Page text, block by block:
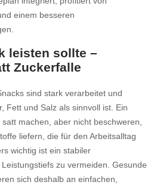
einem besseren
leisten sollte –
Zuckerfalle
sind stark verarbeitet und
Fett und Salz als sinnvoll ist. Ein
machen, aber nicht beschweren,
liefern, die für den Arbeitsalltag
wichtig ist ein stabiler
zu vermeiden. Gesunde
sich deshalb an einfachen,